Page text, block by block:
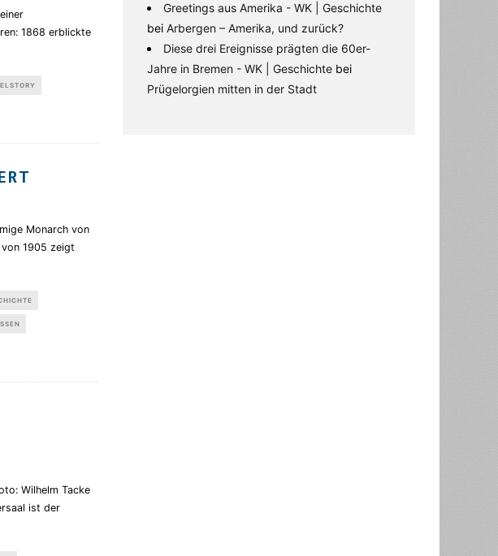
1868 erblickte
Monarch von
von 1905 zeigt
Wilhelm Tacke
ist der
Greetings aus Amerika - WK | Geschichte
bei Arbergen – Amerika, und zurück?
Diese drei Ereignisse prägten die 60er-
Jahre in Bremen - WK | Geschichte bei
Prügelorgien mitten in der Stadt